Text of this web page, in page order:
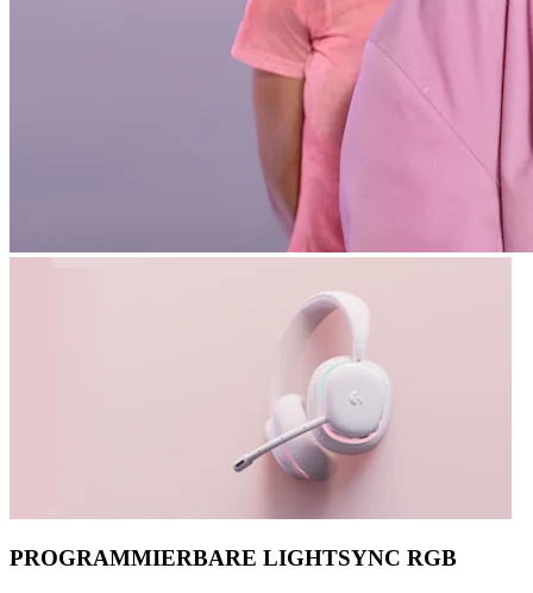
PROGRAMMIERBARE LIGHTSYNC RGB